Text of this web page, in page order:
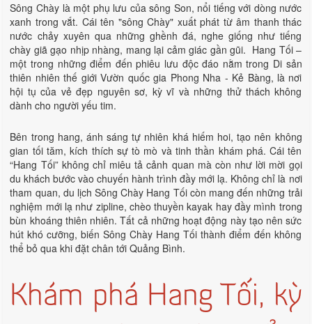
Sông Chày là một phụ lưu của sông Son, nổi tiếng với dòng nước
xanh trong vắt. Cái tên "sông Chày" xuất phát từ âm thanh thác
nước chảy xuyên qua những ghềnh đá, nghe giống như tiếng
chày giã gạo nhịp nhàng, mang lại cảm giác gần gũi. Hang Tối –
một trong những điểm đến phiêu lưu độc đáo nằm trong Di sản
thiên nhiên thế giới Vườn quốc gia Phong Nha - Kẻ Bàng, là nơi
hội tụ của vẻ đẹp nguyên sơ, kỳ vĩ và những thử thách không
dành cho người yếu tim.
Bên trong hang, ánh sáng tự nhiên khá hiếm hoi, tạo nên không
gian tối tăm, kích thích sự tò mò và tinh thần khám phá. Cái tên
“Hang Tối” không chỉ miêu tả cảnh quan mà còn như lời mời gọi
du khách bước vào chuyến hành trình đầy mới lạ. Không chỉ là nơi
tham quan, du lịch Sông Chày Hang Tối còn mang đến những trải
nghiệm mới lạ như zipline, chèo thuyền kayak hay đầy mình trong
bùn khoáng thiên nhiên. Tất cả những hoạt động này tạo nên sức
hút khó cưỡng, biến Sông Chày Hang Tối thành điểm đến không
thể bỏ qua khi đặt chân tới Quảng Bình.
Khám phá Hang Tối, kỳ